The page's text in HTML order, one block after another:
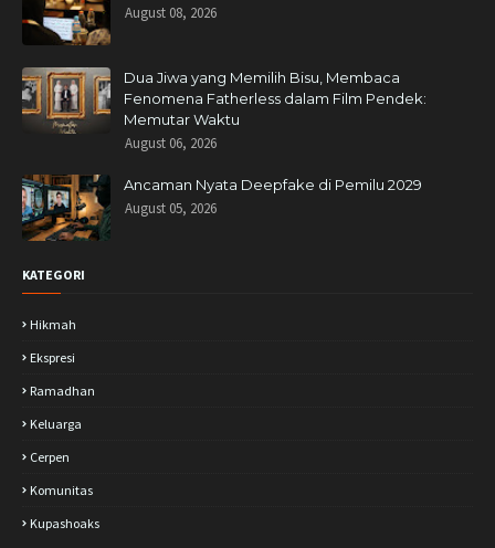
August 08, 2026
Dua Jiwa yang Memilih Bisu, Membaca
Fenomena Fatherless dalam Film Pendek:
Memutar Waktu
August 06, 2026
Ancaman Nyata Deepfake di Pemilu 2029
August 05, 2026
KATEGORI
Hikmah
Ekspresi
Ramadhan
Keluarga
Cerpen
Komunitas
Kupashoaks